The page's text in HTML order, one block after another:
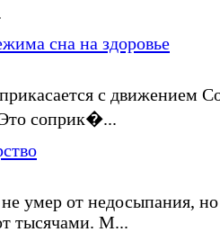
сна на здоровье
с движением
соприк�...
умер от недосыпания,
тысячами. М...